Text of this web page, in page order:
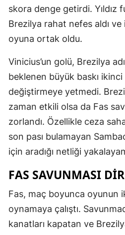
skora denge getirdi. Yıldız
Brezilya rahat nefes aldı ve
oyuna ortak oldu.
Vinicius’un golü, Brezilya
beklenen büyük baskı ikinci
değiştirmeye yetmedi.
zaman etkili olsa da Fas
zorlandı. Özellikle ceza
son pası bulamayan
için aradığı netliği
FAS SAVUNMASI
Fas, maç boyunca oyunun
oynamaya çalıştı.
kanatları kapatan ve